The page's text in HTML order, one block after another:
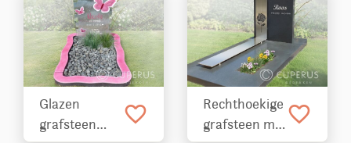
Glazen
grafsteen
favorite_border
Rechthoekige
grafsteen met favorite_border